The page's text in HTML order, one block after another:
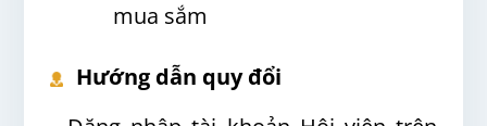
mua sắm
Hướng dẫn quy đổi